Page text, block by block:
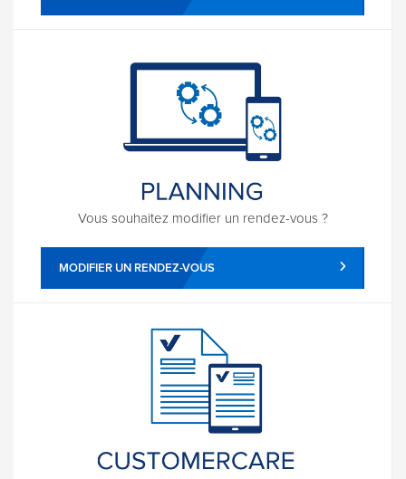
Vous souhaitez modifier un rendez-vous ?
MODIFIER UN RENDEZ-VOUS